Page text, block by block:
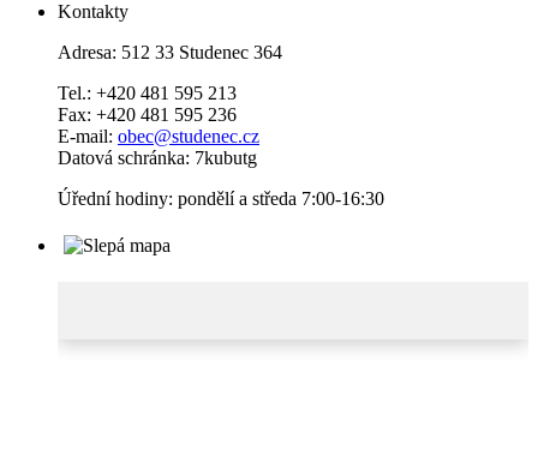
Kontakty
Adresa: 512 33 Studenec 364
Tel.: +420 481 595 213
Fax: +420 481 595 236
E-mail: obec@studenec.cz
Datová schránka: 7kubutg
Úřední hodiny: pondělí a středa 7:00-16:30